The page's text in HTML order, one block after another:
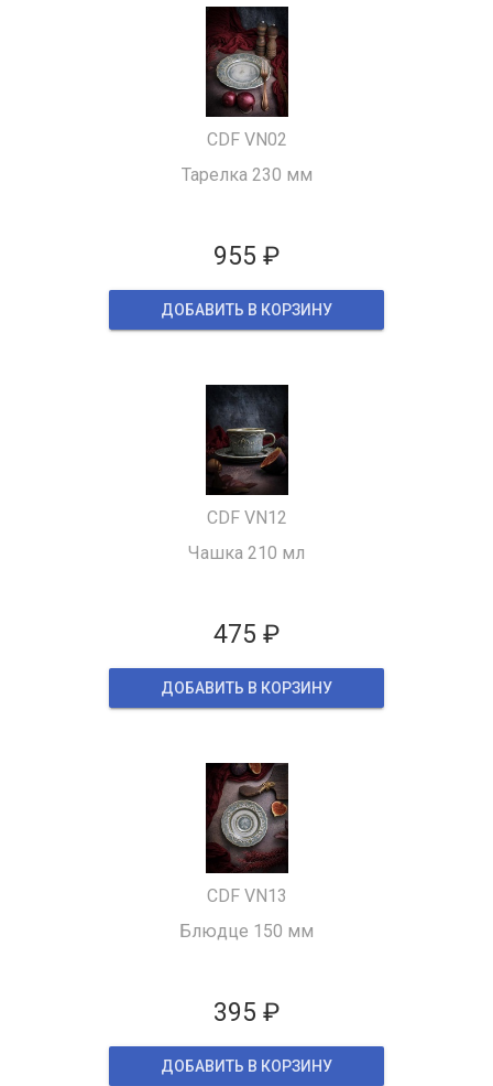
CDF VN02
Тарелка 230 мм
955 ₽
ДОБАВИТЬ В КОРЗИНУ
CDF VN12
Чашка 210 мл
475 ₽
ДОБАВИТЬ В КОРЗИНУ
CDF VN13
Блюдце 150 мм
395 ₽
ДОБАВИТЬ В КОРЗИНУ